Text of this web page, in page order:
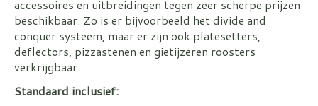
accessoires en uitbreidingen tegen zeer scherpe prijzen
beschikbaar. Zo is er bijvoorbeeld het divide and
conquer systeem, maar er zijn ook platesetters,
deflectors, pizzastenen en gietijzeren roosters
verkrijgbaar.
Standaard inclusief: